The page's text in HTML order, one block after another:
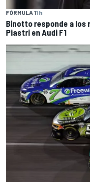
FÓRMULA 11 h
Binotto responde a los
Piastri en Audi F1